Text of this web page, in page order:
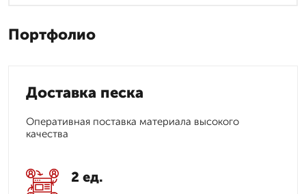
Портфолио
Доставка песка
Оперативная поставка материала высокого
качества
2 ед.